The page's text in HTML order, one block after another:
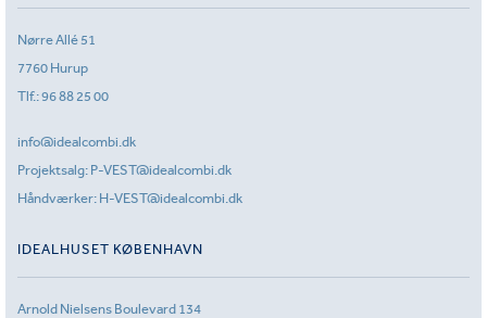
Nørre Allé 51
7760 Hurup
Tlf.:96 88 25 00
info@idealcombi.dk
Projektsalg: P-VEST@idealcombi.dk
Håndværker: H-VEST@idealcombi.dk
IDEALHUSET KØBENHAVN
Arnold Nielsens Boulevard 134